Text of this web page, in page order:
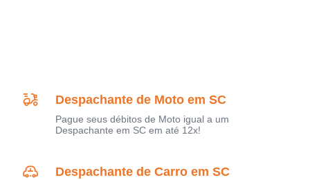
Despachante de Moto em SC
Pague seus débitos de Moto igual a um
Despachante em SC em até 12x!
Despachante de Carro em SC